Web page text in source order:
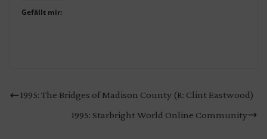
Gefällt mir:
1995: The Bridges of Madison County (R: Clint Eastwood)
1995: Starbright World Online Community